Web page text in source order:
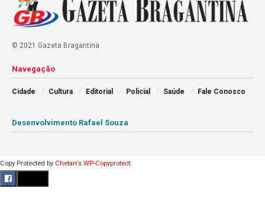
© 2021 Gazeta Bragantina
Navegação
Cidade Cultura Editorial Policial Saúde Fale Conosco
Desenvolvimento Rafael Souza
Copy Protected by Chetan's WP-Copyprotect.